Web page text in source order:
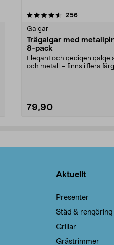
256recensioner
Galgar
Trägalgar med
8-pack
Elegant och gedigen galge
och metall – finns i flera
79,90
4.0av 5 stjärnor
Aktuellt
Presenter
Städ & rengöring
Grillar
Grästrimmer